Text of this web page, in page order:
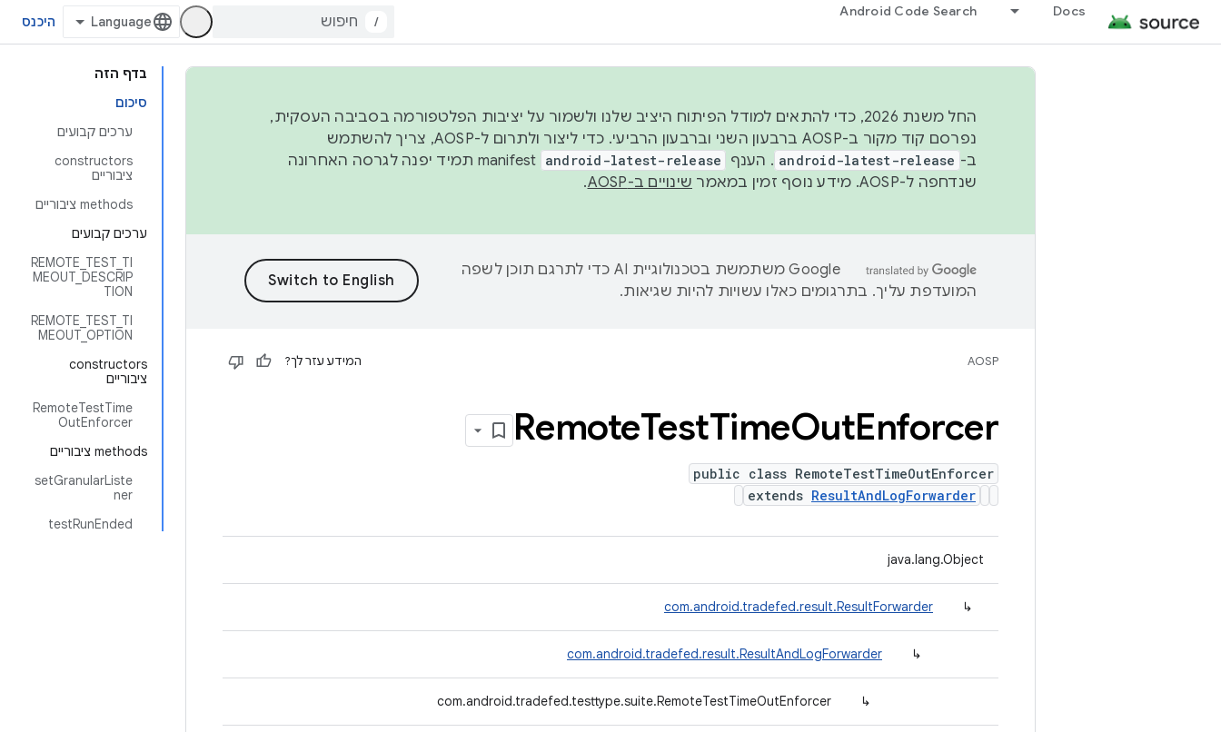
Docs
Android Code Search
/ היכנס
בדף הזה
סיכום
ערכים קבועים
‫constructors
ציבוריים
‫methods ציבוריים
ערכים קבועים
REMOTE_TEST_TI
MEOUT_DESCRIP
TION
REMOTE_TEST_TI
MEOUT_OPTION
‫constructors
ציבוריים
RemoteTestTime
OutEnforcer
‫methods ציבוריים
setGranularListe
ner
testRunEnded
החל משנת 2026, כדי להתאים למודל הפיתוח היציב שלנו ולשמור על יציבות הפלטפורמה בסביבה העסקית,
נפרסם קוד מקור ב-AOSP ברבעון השני וברבעון הרביעי. כדי ליצור ולתרום ל-AOSP, צריך להשתמש
ב- android-latest-release . הענף android-latest-release
manifest תמיד יפנה לגרסה האחרונה
שנדחפה ל-AOSP. מידע נוסף זמין במאמר
שינויים ב-AOSP .
‫Google משתמשת בטכנולוגיית AI כדי לתרגם תוכן לשפה
המועדפת עליך. בתרגומים כאלו עשויות להיות שגיאות.
AOSP המידע עזר לך?
RemoteTestTimeOutEnforcer
public class RemoteTestTimeOutEnforcer
extends ResultAndLogForwarder
java.lang.Object
↳
com.android.tradefed.result.ResultForwarder
↳
com.android.tradefed.result.ResultAndLogForwarder
↳
com.android.tradefed.testtype.suite.RemoteTestTimeOutEnforcer